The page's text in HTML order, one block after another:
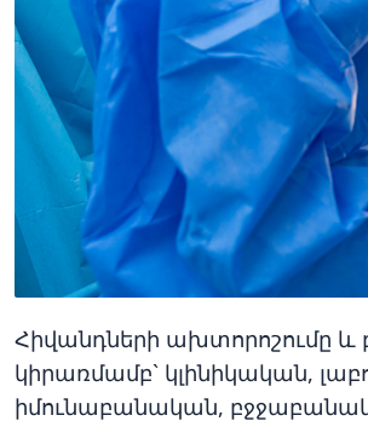
Հիվանդների ախտորոշումը և
կիրառմամբ` կլինիկական,
իմունաբանական,